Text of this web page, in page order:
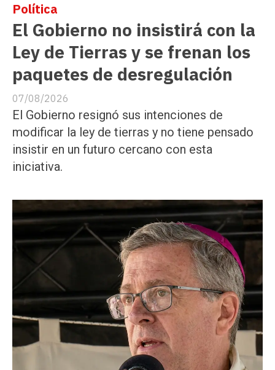
El Gobierno no insistirá con la
Ley de Tierras y se frenan los
paquetes de desregulación
Política
07/08/2026
El Gobierno resignó sus intenciones de
modificar la ley de tierras y no tiene pensado
insistir en un futuro cercano con esta
iniciativa.